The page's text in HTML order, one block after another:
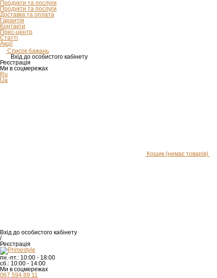
Продукти та послуги
Продукти та послуги
Доставка та оплата
Гарантія
Контакти
Прес-центр
Статті
Акції
Список бажань
Вхід до особистого кабінету
Реєстрація
Ми в соцмережах
Ru
Ua
Кошик (немає товарів)
Вхід до особистого кабінету
/
Реєстрація
пн.-пт.: 10:00 - 18:00
сб.: 10:00 - 14:00
Ми в соцмережах
067 594 89 11